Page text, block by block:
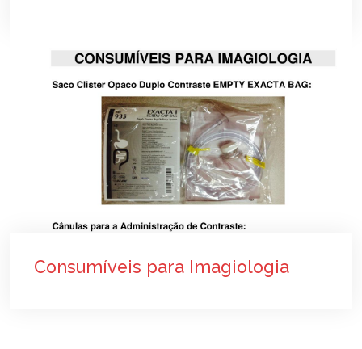
Consumíveis para Imagiologia